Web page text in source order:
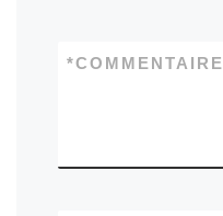
COMMENTAIRE
*